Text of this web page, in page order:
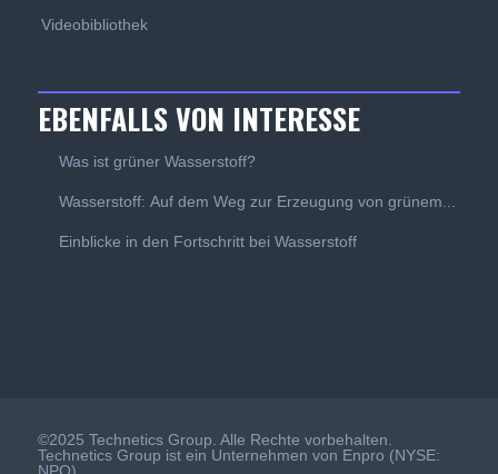
Videobibliothek
EBENFALLS VON INTERESSE
Was ist grüner Wasserstoff?
Wasserstoff: Auf dem Weg zur Erzeugung von grünem...
Einblicke in den Fortschritt bei Wasserstoff
©2025 Technetics Group. Alle Rechte vorbehalten.
Technetics Group ist ein Unternehmen von Enpro (NYSE: